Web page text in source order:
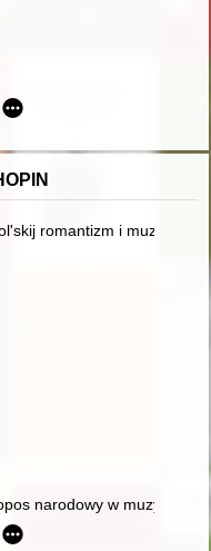
Kołobrzegu w
romantizm i
narodowy w muzyce